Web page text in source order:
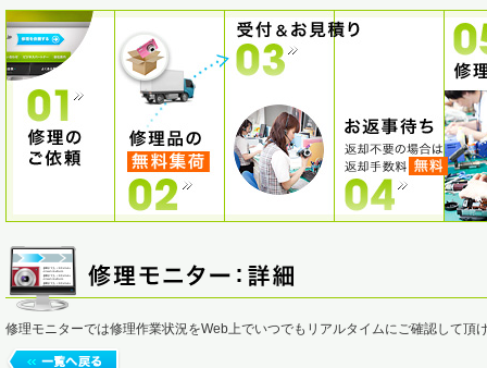
修理モニターでは修理作業状況をWeb上でいつでもリアルタイムにご確認して頂